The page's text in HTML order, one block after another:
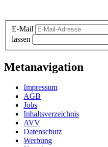
E-Mail
lassen
Metanavigation
Impressum
AGB
Jobs
Inhaltsverzeichnis
AVV
Datenschutz
Werbung